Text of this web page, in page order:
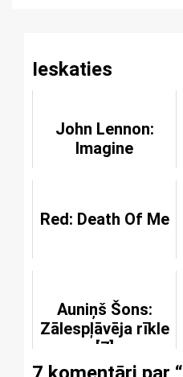
Ieskaties
John Lennon:
Imagine
Red: Death Of Me
Auniņš Šons:
Zālespļāvēja rīkle
[7]